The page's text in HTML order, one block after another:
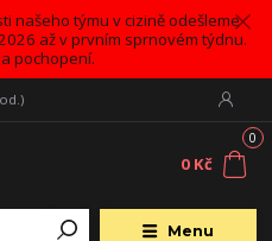
našeho týmu v cizině odešleme
až v prvním sprnovém týdnu.
pochopení.
Menu
0
0 Kč